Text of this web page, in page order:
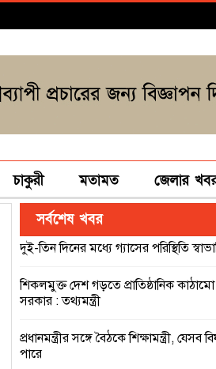
চাকুরী মতামত জেলার
সর্বশেষ খবর
দুই-তিন দিনের মধ্যে গ্যাসের পরিস্থিতি
শিকলমুক্ত দেশ গড়তে প্রাতিষ্ঠানিক
সরকার : তথ্যমন্ত্রী
প্রধানমন্ত্রীর সঙ্গে বৈঠকে শিক্ষামন্ত্রী,
পারে